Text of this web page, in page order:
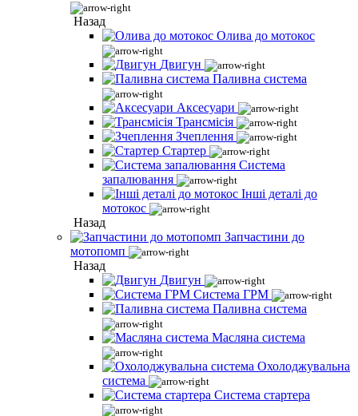
Назад
Олива до мотокос
Двигун
Паливна система
Аксесуари
Трансмісія
Зчеплення
Стартер
Система
запалювання
Інші деталі до
мотокос
Назад
Запчастини до
мотопомп
Назад
Двигун
Система ГРМ
Паливна система
Масляна система
Охолоджувальна
система
Система стартера